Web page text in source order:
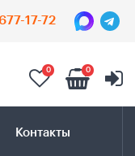
17-72
0 0
Контакты